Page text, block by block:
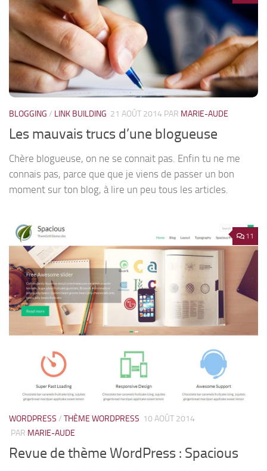
BLOGGING / LINK BUILDING 21 AOÛT 2014 PAR MARIE-AUDE
Les mauvais trucs d’une blogueuse
Chère blogueuse, on ne se connait pas. Enfin tu ne me
connais pas, parce que que je viens de passer un bon
moment sur ton blog, à lire un peu tous les articles.
11
WORDPRESS / THÈME WORDPRESS 10 AOÛT 2014
PAR MARIE-AUDE
Revue de thème WordPress : Spacious